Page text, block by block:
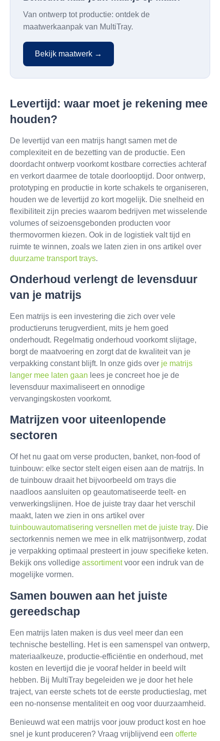
Van ontwerp tot productie: ontdek de
maatwerkaanpak van MultiTray.
Bekijk maatwerk →
Levertijd: waar moet je rekening mee
houden?
De levertijd van een matrijs hangt samen met de
complexiteit en de bezetting van de productie. Een
doordacht ontwerp voorkomt kostbare correcties achteraf
en verkort daarmee de totale doorlooptijd. Door ontwerp,
prototyping en productie in korte schakels te organiseren,
houden we de levertijd zo kort mogelijk. Die snelheid en
flexibiliteit zijn precies waarom bedrijven met wisselende
volumes of seizoensgebonden producten voor
thermovormen kiezen. Ook in de logistiek valt tijd en
ruimte te winnen, zoals we laten zien in ons artikel over
duurzame transport trays.
Onderhoud verlengt de levensduur
van je matrijs
Een matrijs is een investering die zich over vele
productieruns terugverdient, mits je hem goed
onderhoudt. Regelmatig onderhoud voorkomt slijtage,
borgt de maatvoering en zorgt dat de kwaliteit van je
verpakking constant blijft. In onze gids over je matrijs
langer mee laten gaan lees je concreet hoe je de
levensduur maximaliseert en onnodige
vervangingskosten voorkomt.
Matrijzen voor uiteenlopende
sectoren
Of het nu gaat om verse producten, banket, non-food of
tuinbouw: elke sector stelt eigen eisen aan de matrijs. In
de tuinbouw draait het bijvoorbeeld om trays die
naadloos aansluiten op geautomatiseerde teelt- en
verwerkingslijnen. Hoe de juiste tray daar het verschil
maakt, laten we zien in ons artikel over
tuinbouwautomatisering versnellen met de juiste tray. Die
sectorkennis nemen we mee in elk matrijsontwerp, zodat
je verpakking optimaal presteert in jouw specifieke keten.
Bekijk ons volledige assortimentvoor een indruk van de
mogelijke vormen.
Samen bouwen aan het juiste
gereedschap
Een matrijs laten maken is dus veel meer dan een
technische bestelling. Het is een samenspel van ontwerp,
materiaalkeuze, productie-efficiëntie en onderhoud, met
kosten en levertijd die je vooraf helder in beeld wilt
hebben. Bij MultiTray begeleiden we je door het hele
traject, van eerste schets tot de eerste productieslag, met
een no-nonsense mentaliteit en oog voor duurzaamheid.
Benieuwd wat een matrijs voor jouw product kost en hoe
snel je kunt produceren? Vraag vrijblijvend een offerte